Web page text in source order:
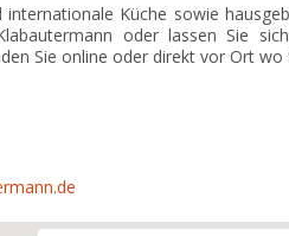
Küche sowie
oder lassen Sie
Sie online oder direkt vor Ort wo